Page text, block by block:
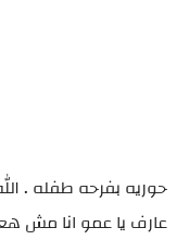
حوريه بفرحه طفله .
عارف يا عمو انا مش